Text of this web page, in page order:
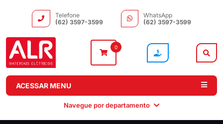
0
Telefone
(62) 3597-3599
WhatsApp
(62) 3597-3599
ACESSAR MENU
Navegue por departamento